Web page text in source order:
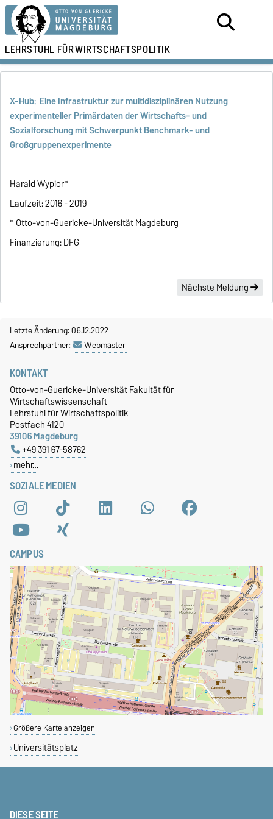
LEHRSTUHL FÜRWIRTSCHAFTSPOLITIK
X-Hub: Eine Infrastruktur zur multidisziplinären Nutzung
experimenteller Primärdaten der Wirtschafts- und
Sozialforschung mit Schwerpunkt Benchmark- und
Großgruppenexperimente
Harald Wypior*
Laufzeit: 2016 - 2019
* Otto-von-Guericke-Universität Magdeburg
Finanzierung: DFG
Nächste Meldung
Letzte Änderung: 06.12.2022
Ansprechpartner:
Webmaster
SOZIALE MEDIEN
KONTAKT
Otto-von-Guericke-Universität Fakultät für
Wirtschaftswissenschaft
Lehrstuhl für Wirtschaftspolitik
Postfach 4120
39106 Magdeburg
+49 391 67-58762
mehr…
CAMPUS
Größere Karte anzeigen
Universitätsplatz
DIESE SEITE